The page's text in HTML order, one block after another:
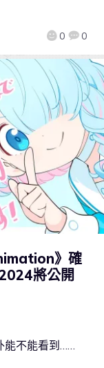
0 0
》確
將公開
能不能看到……